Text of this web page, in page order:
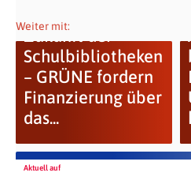
Weiter mit:
Zukunft der
Schulbibliotheken
– GRÜNE fordern
Finanzierung über
das...
Aktuell auf